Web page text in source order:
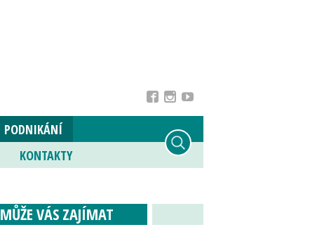
PODNIKÁNÍ
KONTAKTY
MŮŽE VÁS ZAJÍMAT